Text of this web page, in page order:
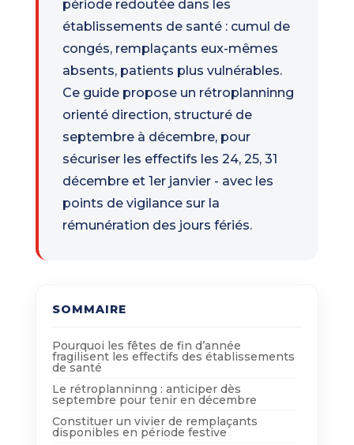
période redoutée dans les
établissements de santé : cumul de
congés, remplaçants eux-mêmes
absents, patients plus vulnérables.
Ce guide propose un rétroplanninng
orienté direction, structuré de
septembre à décembre, pour
sécuriser les effectifs les 24, 25, 31
décembre et 1er janvier - avec les
points de vigilance sur la
rémunération des jours fériés.
SOMMAIRE
Pourquoi les fêtes de fin d’année
fragilisent les effectifs des établissements
de santé
Le rétroplanninng : anticiper dès
septembre pour tenir en décembre
Constituer un vivier de remplaçants
disponibles en période festive